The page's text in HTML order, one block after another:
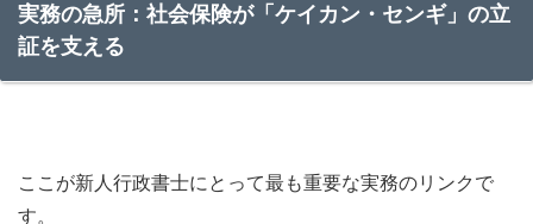
実務の急所：社会保険が「ケイカン・センギ」の立
証を支える
ここが新人行政書士にとって最も重要な実務のリンクで
す。